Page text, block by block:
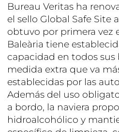
Bureau Veritas ha
el sello Global Safe Site
obtuvo por primera vez
Baleària tiene
capacidad en todos sus
medida extra que va
establecidas por las
Además del uso
a bordo, la naviera
hidroalcohólico y